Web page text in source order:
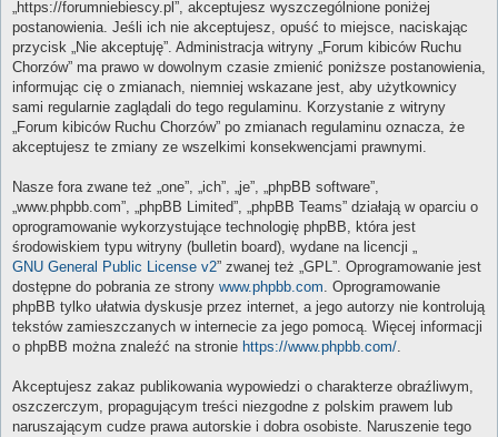
„https://forumniebiescy.pl”, akceptujesz wyszczególnione poniżej
postanowienia. Jeśli ich nie akceptujesz, opuść to miejsce, naciskając
przycisk „Nie akceptuję”. Administracja witryny „Forum kibiców Ruchu
Chorzów” ma prawo w dowolnym czasie zmienić poniższe postanowienia,
informując cię o zmianach, niemniej wskazane jest, aby użytkownicy
sami regularnie zaglądali do tego regulaminu. Korzystanie z witryny
„Forum kibiców Ruchu Chorzów” po zmianach regulaminu oznacza, że
akceptujesz te zmiany ze wszelkimi konsekwencjami prawnymi.
Nasze fora zwane też „one”, „ich”, „je”, „phpBB software”,
„www.phpbb.com”, „phpBB Limited”, „phpBB Teams” działają w oparciu o
oprogramowanie wykorzystujące technologię phpBB, która jest
środowiskiem typu witryny (bulletin board), wydane na licencji „
GNU General Public License v2” zwanej też „GPL”. Oprogramowanie jest
dostępne do pobrania ze strony www.phpbb.com. Oprogramowanie
phpBB tylko ułatwia dyskusje przez internet, a jego autorzy nie kontrolują
tekstów zamieszczanych w internecie za jego pomocą. Więcej informacji
o phpBB można znaleźć na stronie https://www.phpbb.com/.
Akceptujesz zakaz publikowania wypowiedzi o charakterze obraźliwym,
oszczerczym, propagującym treści niezgodne z polskim prawem lub
naruszającym cudze prawa autorskie i dobra osobiste. Naruszenie tego